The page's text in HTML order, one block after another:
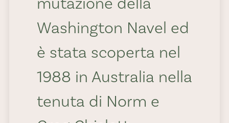
dolcezza e alla
croccantezza della
sua polpa, l’arancia
Lane Late è un
piacere da mangiare
Washington Navel ed
è stata scoperta nel
1988 in Australia nella
tenuta di Norm e